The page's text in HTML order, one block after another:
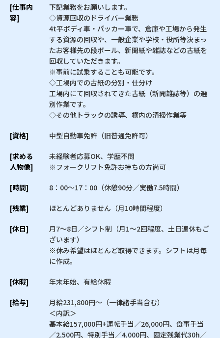
[仕事内
容]
下記業務をお願いします。
◇資源回収のドライバー業務
4t平ボディ車・パッカー車で、倉庫や工場から発生
する資源の回収や、一般企業や学校・役所等決まっ
たお客様先の段ボール、新聞紙や雑誌などの古紙を
回収していただきます。
※事前に試乗することも可能です。
◇工場内での古紙の分別・仕分け
工場内にて回収されてきた古紙（新聞雑誌等）の選
別作業です。
◇その他トラックの誘導、構内の清掃作業等
[資格] 中型自動車免許（旧普通免許可）
[求める
人物像]
未経験者応募OK、学歴不問
※フォークリフト免許お持ちの方尚可
[時間] 8：00〜17：00（休憩90分／実働7.5時間）
[残業] ほとんどありません（月10時間程度）
[休日]
月7〜8日／シフト制（月1〜2回程度、土日連休もご
ざいます）
※休み希望はほとんど取得できます。シフトは月毎
に作成。
[休暇] 年末年始、有給休暇
[給与]
月給231,800円〜（一律諸手当含む）
＜内訳＞
基本給157,000円+運転手当／26,000円、食事手当
／2,500円、特別手当／4,000円、固定残業代30h／